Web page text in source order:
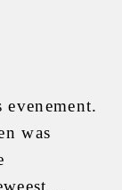
was